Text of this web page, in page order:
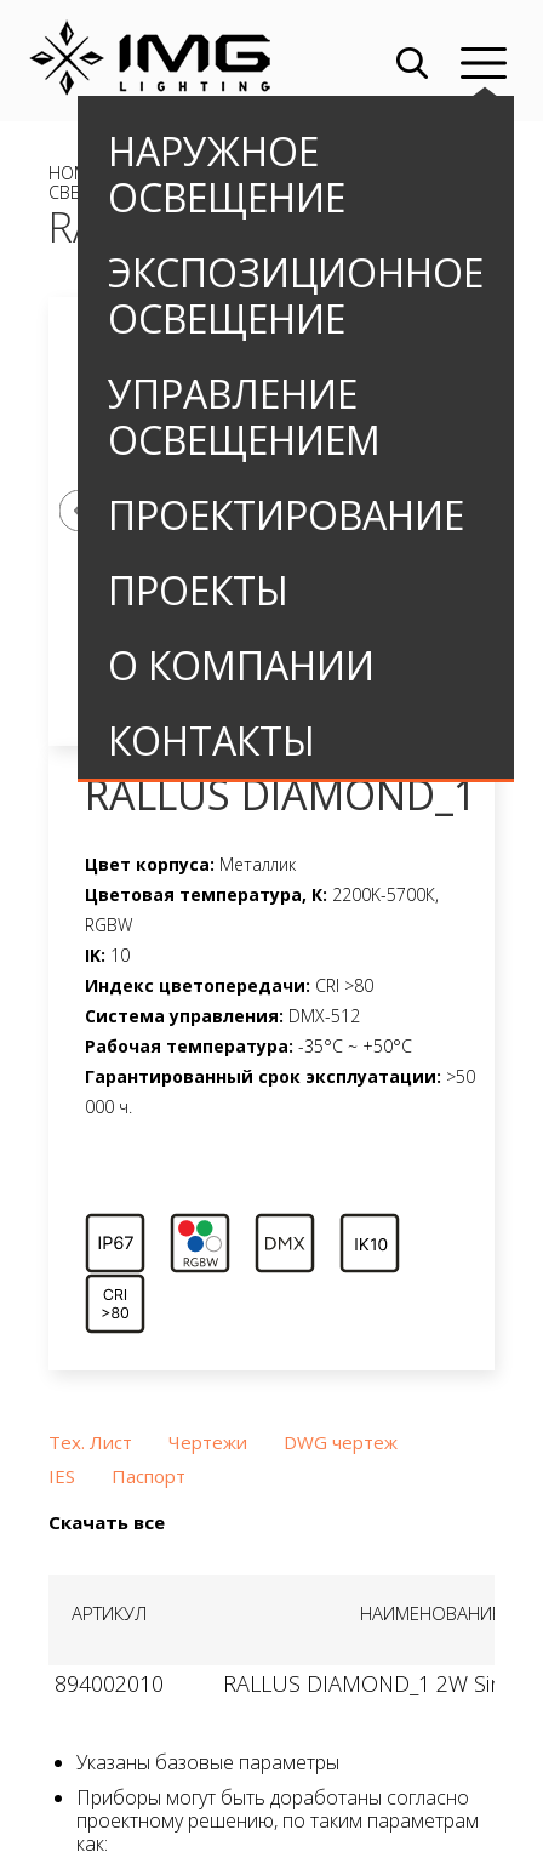
НАРУЖНОЕ
ОСВЕЩЕНИЕ
ЭКСПОЗИЦИОННОЕ
ОСВЕЩЕНИЕ
УПРАВЛЕНИЕ
ОСВЕЩЕНИЕМ
ПРОЕКТИРОВАНИЕ
ПРОЕКТЫ
О КОМПАНИИ
КОНТАКТЫ
HOME » OUTDOOR » ВСТРАИВАЕМЫЕ ГРУНТОВЫЕ
СВЕТИЛЬНИКИ » RALLUS DIAMOND_1
RALLUS DIAMOND_1
RALLUS DIAMOND_1
Цвет корпуса: Металлик
Цветовая температура, К: 2200K-5700К,
RGBW
IK: 10
Индекс цветопередачи: CRI >80
Система управления: DMX-512
Рабочая температура: -35°C ~ +50°C
Гарантированный срок эксплуатации: >50
000 ч.
Тех. Лист Чертежи
DWG чертеж
IES
Паспорт
Скачать все
АРТИКУЛ НАИМЕНОВАНИЕ
894002010 RALLUS DIAMOND_1 2W
Указаны базовые параметры
Приборы могут быть доработаны согласно
проектному решению, по таким параметрам
как: